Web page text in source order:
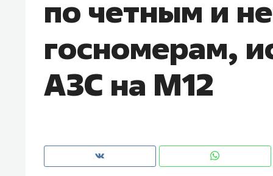
по четным и
госномерам,
АЗС на М12
чем интересен Оман?